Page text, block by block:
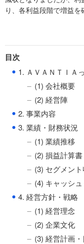
り、各利益段階で増益を
目次
● 1. ＡＶＡＮＴＩＡ
(1) 会社概要
(2) 経営陣
● 2. 事業内容
● 3. 業績・財務状況
(1) 業績推移
(2) 損益計算書
(3) セグメン
(4) キャッシ
● 4. 経営方針・戦略
(1) 経営理念
(2) 企業文化
(3) 経営計画